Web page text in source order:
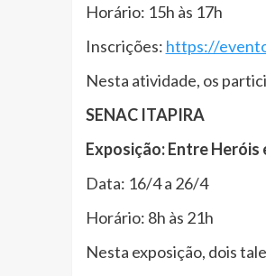
Horário: 15h às 17h
Inscrições: https://
Nesta atividade, os
SENAC ITAPIRA
Exposição: Entre Heróis
Data: 16/4 a 26/4
Horário: 8h às 21h
Nesta exposição, dois